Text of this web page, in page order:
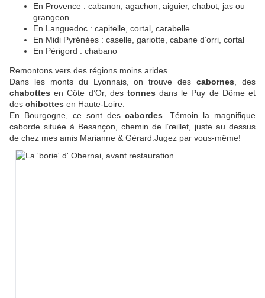
En Provence : cabanon, agachon, aiguier, chabot, jas ou
grangeon.
En Languedoc : capitelle, cortal, carabelle
En Midi Pyrénées : caselle, gariotte, cabane d’orri, cortal
En Périgord : chabano
Remontons vers des régions moins arides…
Dans les monts du Lyonnais, on trouve descabornes , des
chabottesen Côte d’Or, destonnesdans le Puy de Dôme et
des chibottes en Haute-Loire.
En Bourgogne, ce sont descabordes . Témoin la magnifique
caborde située à Besançon, chemin de l’œillet, juste au dessus
de chez mes amis Marianne & Gérard.Jugez par vous-même!